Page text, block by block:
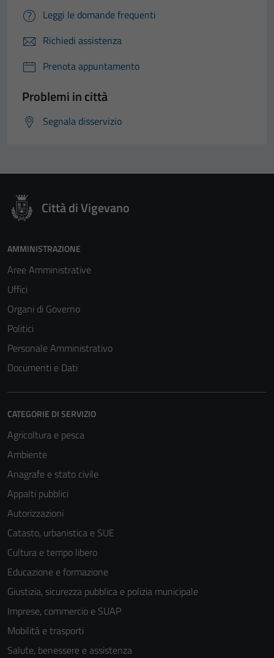
Leggi le domande frequenti
Richiedi assistenza
Prenota appuntamento
Problemi in città
Segnala disservizio
Città di Vigevano
AMMINISTRAZIONE
Aree Amministrative
Uffici
Organi di Governo
Politici
Personale Amministrativo
Documenti e Dati
CATEGORIE DI SERVIZIO
Agricoltura e pesca
Ambiente
Anagrafe e stato civile
Appalti pubblici
Autorizzazioni
Catasto, urbanistica e SUE
Cultura e tempo libero
Educazione e formazione
Giustizia, sicurezza pubblica e polizia municipale
Imprese, commercio e SUAP
Mobilità e trasporti
Salute, benessere e assistenza
personali.